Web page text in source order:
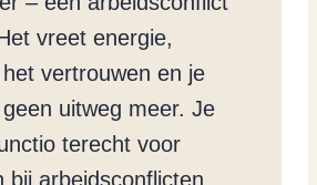
vreet energie,
vertrouwen en je
uitweg meer. Je
terecht voor
bij arbeidsconflicten.